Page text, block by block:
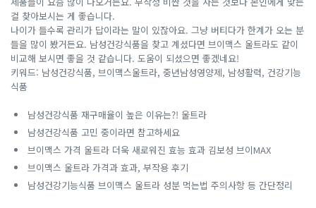
걸 찾아보시는 게 좋습니다.
나이가 들수록 관리가 답이라는 말이 있잖아요. 그냥 버티다가 한계가 오는 분
들을 많이 봤거든요. 남성건강식품을 찾고 계셨다면 브이맥스 울트라도 같이
비교해 보시면 좋을 것 같습니다. 도움이 되셨으면 좋겠네요!
키워드: 남성건강식품, 브이맥스울트라, 중년남성영양제, 남성활력, 건강기능
식품
남성건강식품 재구매율이 높은 이유는?! 울트라
남성건강식품 고민 중이라면 참고하세요
브이맥스 가격 울트라 더욱 새로워진 효능 효과 김보성 브이MAX
브이맥스 울트라 가격과 효과, 부작용 후기
남성건강기능식품 브이맥스 울트라 성분 먹는법 주의사항 등 간단정리